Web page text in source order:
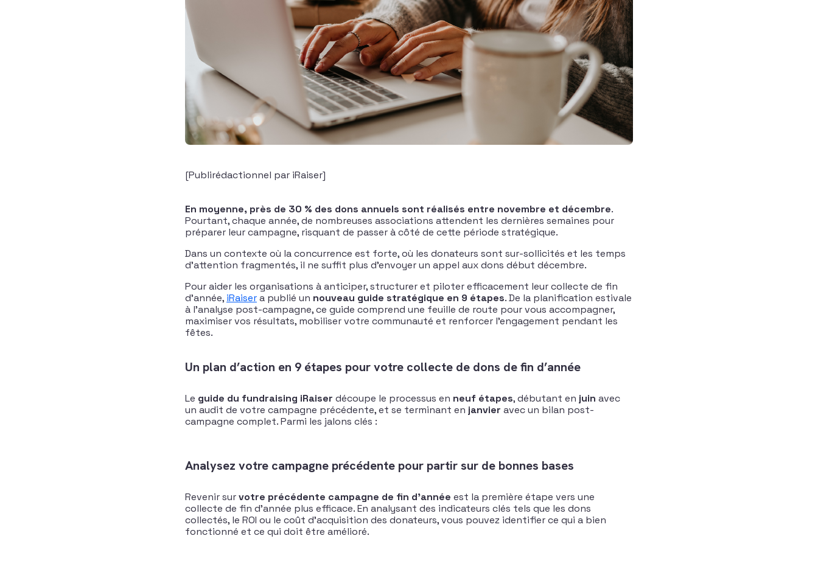
[Publirédactionnel par iRaiser]
En moyenne, près de 30 % des dons annuels sont réalisés entre novembre et décembre.
Pourtant, chaque année, de nombreuses associations attendent les dernières semaines pour
préparer leur campagne, risquant de passer à côté de cette période stratégique.
Dans un contexte où la concurrence est forte, où les donateurs sont sur-sollicités et les temps
d’attention fragmentés, il ne suffit plus d’envoyer un appel aux dons début décembre.
Pour aider les organisations à anticiper, structurer et piloter efficacement leur collecte de fin
d’année, iRaisera publié un nouveau guide stratégique en 9 étapes. De la planification estivale
à l’analyse post-campagne, ce guide comprend une feuille de route pour vous accompagner,
maximiser vos résultats, mobiliser votre communauté et renforcer l’engagement pendant les
fêtes.
Un plan d’action en 9 étapes pour votre collecte de dons de fin d’année
Le guide du fundraising iRaiser découpe le processus en neuf étapes, débutant en juin avec
un audit de votre campagne précédente, et se terminant en janvier avec un bilan post-
campagne complet. Parmi les jalons clés :
Analysez votre campagne précédente pour partir sur de bonnes bases
Revenir survotre précédente campagne de fin d’année est la première étape vers une
collecte de fin d’année plus efficace. En analysant des indicateurs clés tels que les dons
collectés, le ROI ou le coût d’acquisition des donateurs, vous pouvez identifier ce qui a bien
fonctionné et ce qui doit être amélioré.